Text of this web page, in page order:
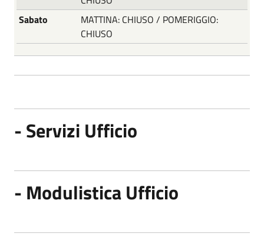
Sabato
MATTINA: CHIUSO / POMERIGGIO:
CHIUSO
- Servizi Ufficio
- Modulistica Ufficio